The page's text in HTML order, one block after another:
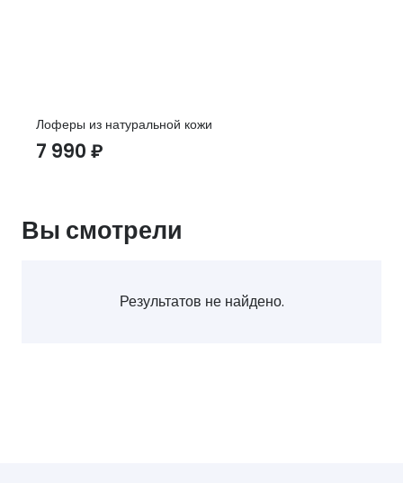
Лоферы из натуральной кожи
7 990 ₽
Вы смотрели
Результатов не найдено.